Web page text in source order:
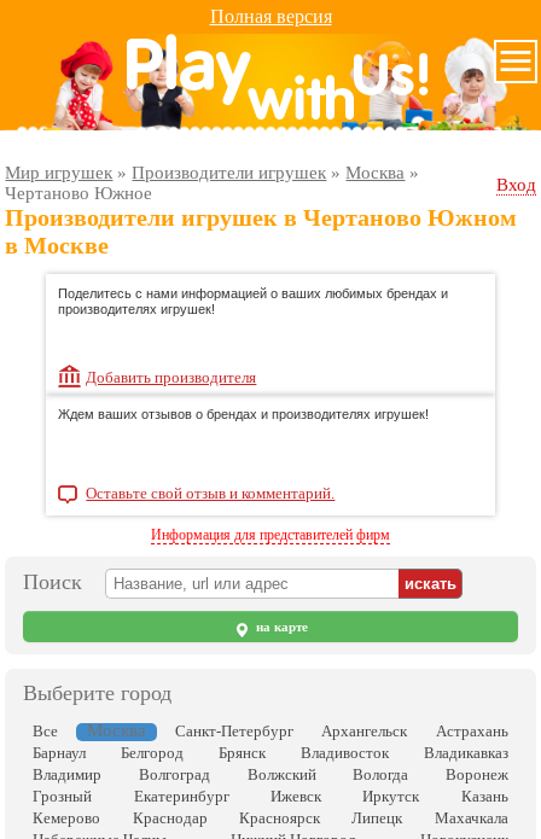
Полная версия
Мир игрушек »Производители игрушек »Москва »
Чертаново Южное
Вход
Производители игрушек в Чертаново Южном
в Москве
Поделитесь с нами информацией о ваших любимых брендах и
производителях игрушек!
Добавить производителя
Ждем ваших отзывов о брендах и производителях игрушек!
Оставьте свой отзыв и комментарий.
Информация для представителей фирм
Поиск
на карте
Выберите город
Все Москва Санкт-Петербург Архангельск
Астрахань
Барнаул
Белгород Брянск Владивосток
Владикавказ
Владимир
Волгоград Волжский Вологда
Воронеж
Грозный
Екатеринбург Ижевск Иркутск
Казань
Кемерово
Краснодар Красноярск Липецк
Махачкала